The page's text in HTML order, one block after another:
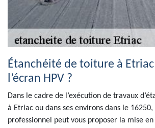
Étanchéité de toiture à Etriac
l’écran HPV ?
Dans le cadre de l’exécution de travaux
à Etriac ou dans ses environs dans le
professionnel peut vous proposer la mise en